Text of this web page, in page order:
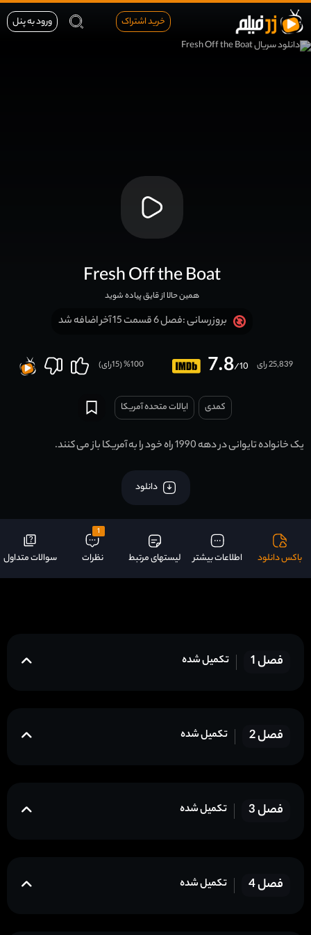
خرید اشتراک ورود به پنل
Fresh Off the Boat
همین حالا از قایق پیاده شوید
بروزرسانی :فصل 6 قسمت 15 آخر اضافه شد
7.8/10 25,839 رای 100
% (
15رای)
کمدی ایالات متحده آمریکا
یک خانواده تایوانی در دهه 1990 راه خود را به آمریکا باز می کنند.
دانلود
باکس دانلود اطلاعات بیشتر لیستهای مرتبط
1
نظرات سوالات متداول
فصل 1 تکمیل شده
فصل 2 تکمیل شده
فصل 3 تکمیل شده
فصل 4 تکمیل شده